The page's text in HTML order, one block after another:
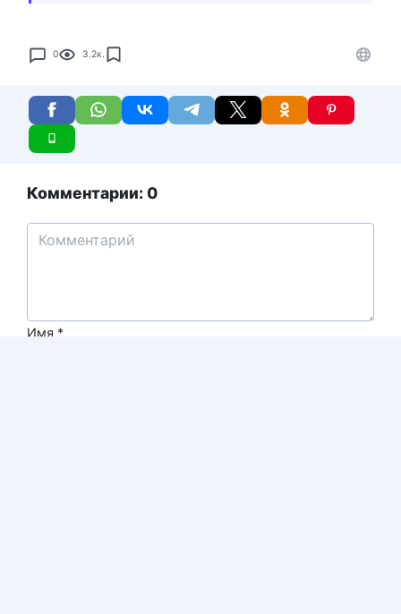
0 3.2к.
Комментарии: 0
Имя *